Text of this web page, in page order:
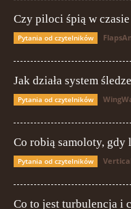
Czy piloci śpią w
Pytania od czytelników
Jak działa system
Pytania od czytelników
Co robią samoloty, gdy
Pytania od czytelników
Co to jest turbulencja i